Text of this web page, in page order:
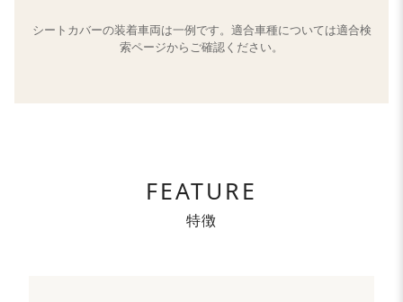
シートカバーの装着車両は一例です。適合車種については適合検
索ページからご確認ください。
FEATURE
特徴